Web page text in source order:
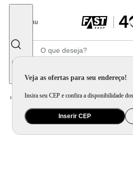
Menu
Veja as ofertas para seu endereço!
Insira seu CEP e confira a disponibilidade
Inserir CEP
Home Mercado / Bebida Bebida Alcoolica